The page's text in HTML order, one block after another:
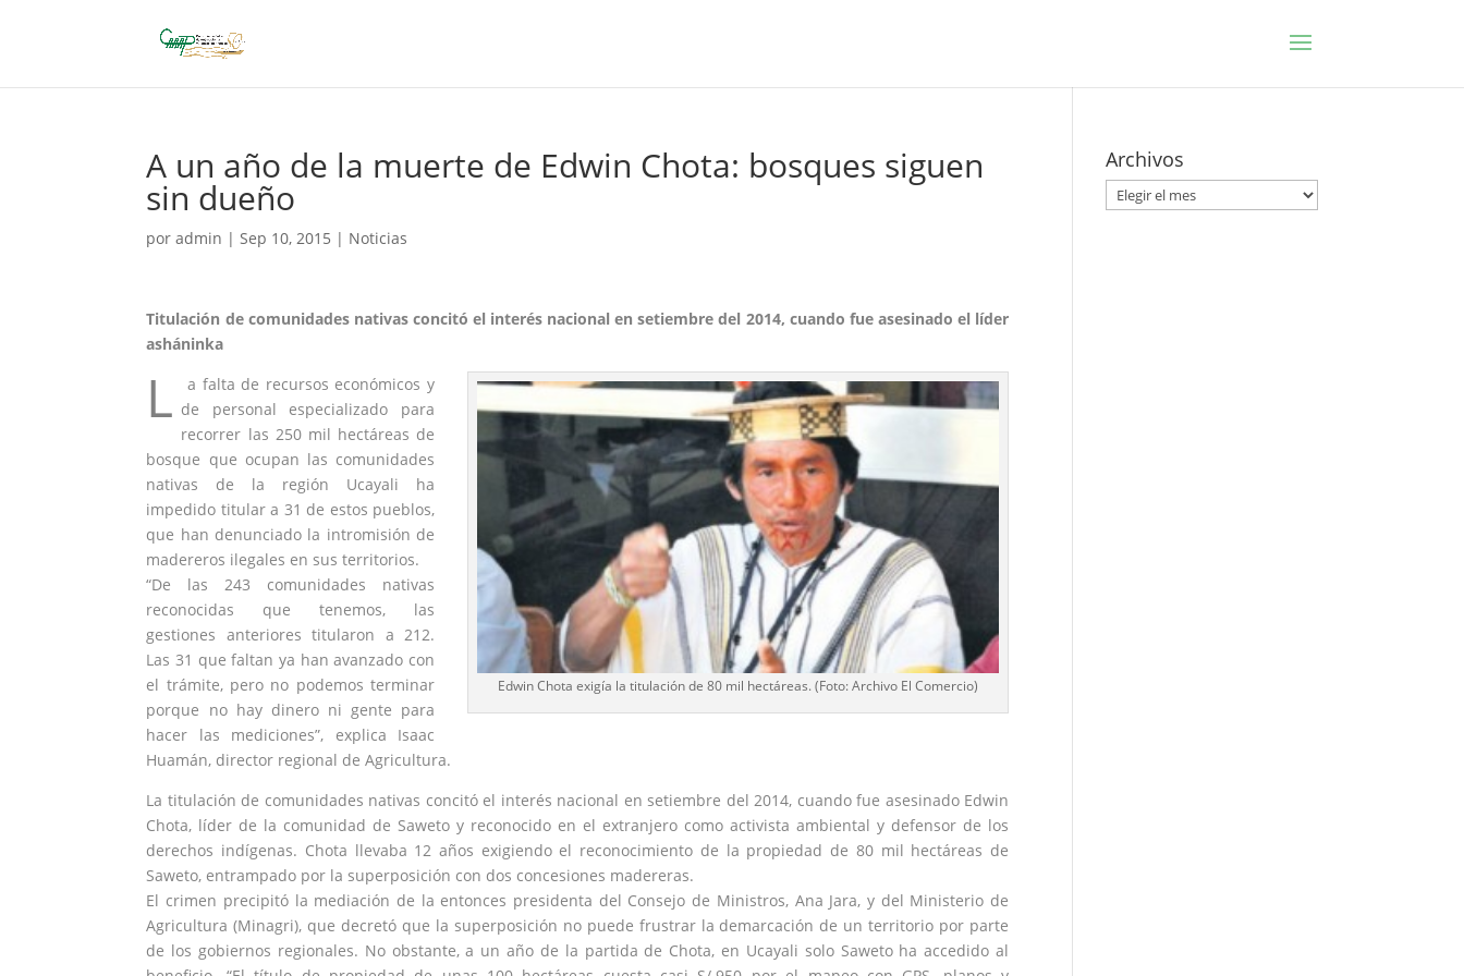
A un año de la muerte de Edwin Chota: bosques siguen
sin dueño
poradmin |Sep 10, 2015 | Noticias
Titulación de comunidades nativas concitó el interés nacional en setiembre del 2014, cuando fue asesinado el líder
asháninka
Edwin Chota exigía la titulación de 80 mil hectáreas. (Foto: Archivo El Comercio)
L
a falta de recursos económicos y
de personal especializado para
recorrer las 250 mil hectáreas de
bosque que ocupan las comunidades
nativas de la región Ucayali ha
impedido titular a 31 de estos pueblos,
que han denunciado la intromisión de
madereros ilegales en sus territorios.
“De las 243 comunidades nativas
reconocidas que tenemos, las
gestiones anteriores titularon a 212.
Las 31 que faltan ya han avanzado con
el trámite, pero no podemos terminar
porque no hay dinero ni gente para
hacer las mediciones”, explica Isaac
Huamán, director regional de Agricultura.
La titulación de comunidades nativas concitó el interés nacional en setiembre del 2014, cuando fue asesinado Edwin
Chota, líder de la comunidad de Saweto y reconocido en el extranjero como activista ambiental y defensor de los
derechos indígenas. Chota llevaba 12 años exigiendo el reconocimiento de la propiedad de 80 mil hectáreas de
Saweto, entrampado por la superposición con dos concesiones madereras.
El crimen precipitó la mediación de la entonces presidenta del Consejo de Ministros, Ana Jara, y del Ministerio de
Agricultura (Minagri), que decretó que la superposición no puede frustrar la demarcación de un territorio por parte
de los gobiernos regionales. No obstante, a un año de la partida de Chota, en Ucayali solo Saweto ha accedido al
Archivos
Archivos